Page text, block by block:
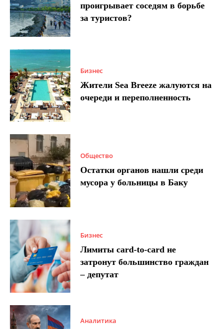
проигрывает соседям в борьбе
за туристов?
Бизнес
Жители Sea Breeze жалуются на
очереди и переполненность
Общество
Остатки органов нашли среди
мусора у больницы в Баку
Бизнес
Лимиты card-to-card не
затронут большинство граждан
– депутат
Аналитика